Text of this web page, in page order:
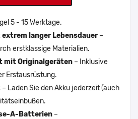
5 - 15 Werktage.
langer Lebensdauer–
erstklassige Materialien.
mit Originalgeräten – Inklusive
Erstausrüstung.
– Laden Sie den Akku jederzeit (auch
A-Batterien –